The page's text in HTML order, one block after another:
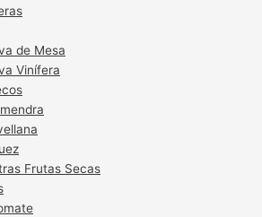
de Mesa
Vinífera
Frutas Secas